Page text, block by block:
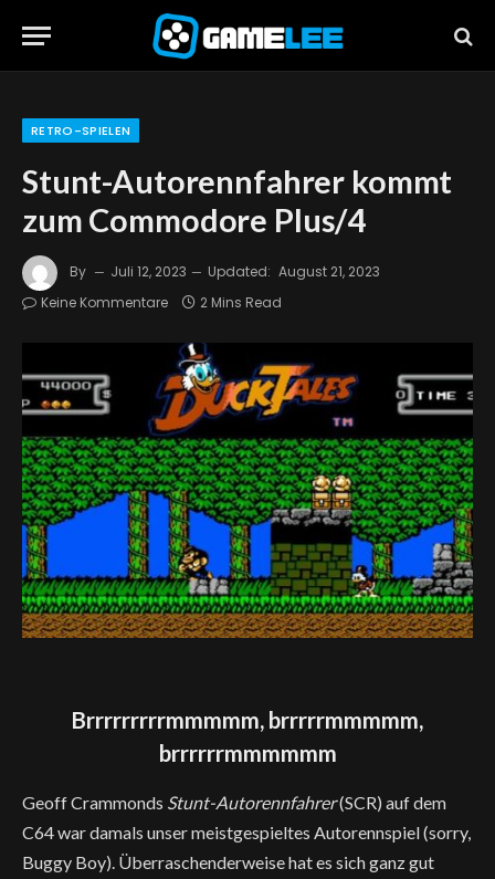
RETRO-SPIELEN
Stunt-Autorennfahrer kommt
zum Commodore Plus/4
By Juli 12, 2023 Updated: August 21, 2023
Keine Kommentare
2 Mins Read
Brrrrrrrrrmmmmm, brrrrrmmmmm,
brrrrrrmmmmmm
Geoff Crammonds Stunt-Autorennfahrer(SCR) auf dem
C64 war damals unser meistgespieltes Autorennspiel (sorry,
Buggy Boy). Überraschenderweise hat es sich ganz gut